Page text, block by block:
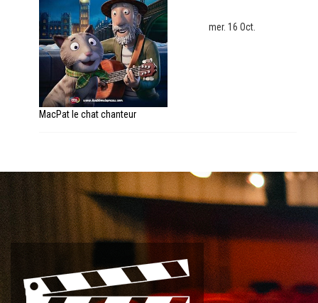
MacPat le chat chanteur
mer. 16 Oct.